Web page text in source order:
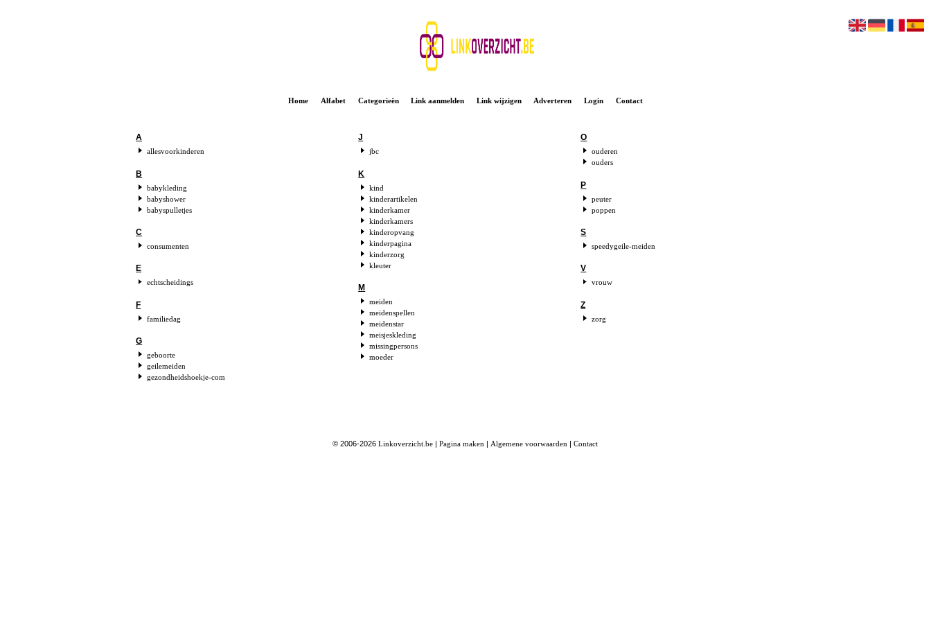
Home Alfabet Categorieën Link aanmelden Link wijzigen Adverteren Login Contact
A
allesvoorkinderen
B
babykleding
babyshower
babyspulletjes
C
consumenten
E
echtscheidings
F
familiedag
G
geboorte
geilemeiden
gezondheidshoekje-com
J
jbc
K
kind
kinderartikelen
kinderkamer
kinderkamers
kinderopvang
kinderpagina
kinderzorg
kleuter
M
meiden
meidenspellen
meidenstar
meisjeskleding
missingpersons
moeder
O
ouderen
ouders
P
peuter
poppen
S
speedygeile-meiden
V
vrouw
Z
zorg
© 2006-2026Linkoverzicht.be |Pagina maken Algemene voorwaarden |Contact